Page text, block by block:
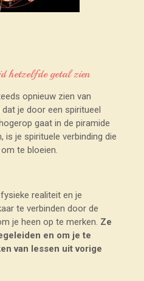
hetzelfde getal zien
opnieuw zien van
je door een spiritueel
gaat in de piramide
is je spirituele verbinding die
te bloeien.
realiteit en je
te verbinden door de
je heen op te merken. Ze
en om je te
van lessen uit vorige